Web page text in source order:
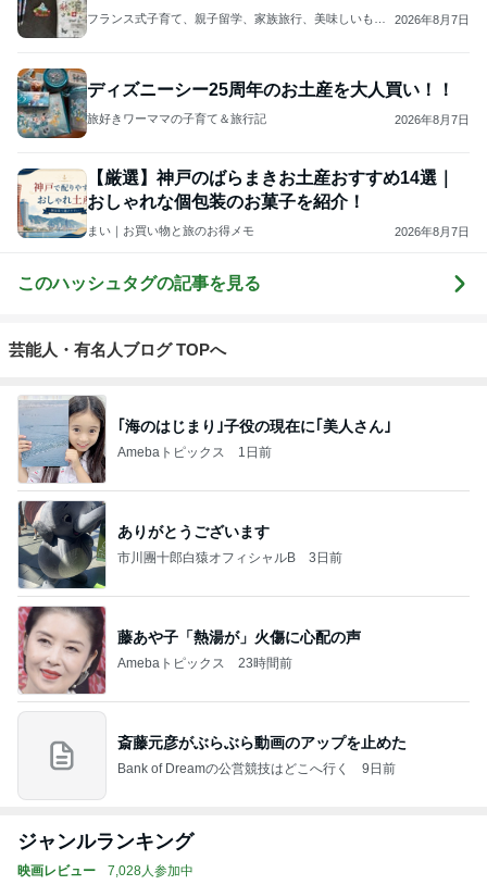
フランス式子育て、親子留学、家族旅行、美味しいもの
2026年8月7日
ディズニーシー25周年のお土産を大人買い！！
旅好きワーママの子育て＆旅行記 2026年8月7日
【厳選】神戸のばらまきお土産おすすめ14選｜
おしゃれな個包装のお菓子を紹介！
まい｜お買い物と旅のお得メモ 2026年8月7日
このハッシュタグの記事を見る
芸能人・有名人ブログ TOPへ
｢海のはじまり｣子役の現在に｢美人さん｣
Amebaトピックス 1日前
ありがとうございます
市川團十郎白猿オフィシャルB 3日前
藤あや子「熱湯が」火傷に心配の声
Amebaトピックス 23時間前
斎藤元彦がぶらぶら動画のアップを止めた
Bank of Dreamの公営競技はどこへ行く 9日前
ジャンルランキング
映画レビュー 7,028人参加中